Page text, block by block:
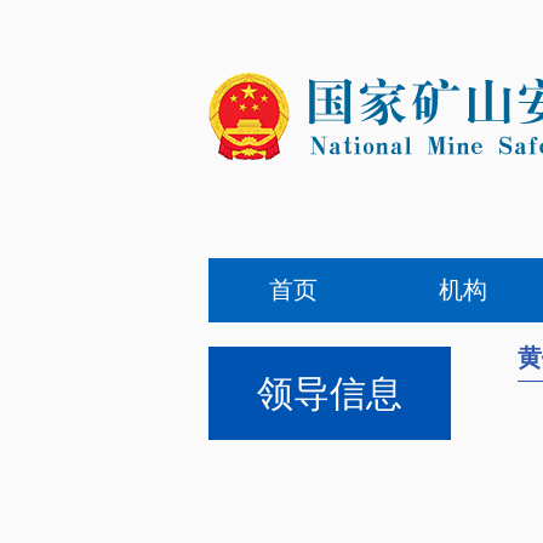
首页 机构
领导信息